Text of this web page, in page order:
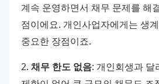
계속 운영하면서 채무 문제를 해
점이에요. 개인사업자에게는 생
중요한 장점이죠.
2. 채무 한도 없음: 개인회생과 달